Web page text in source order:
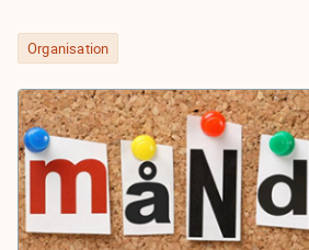
Organisation